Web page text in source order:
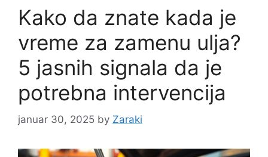
Kako da znate kada je
vreme za zamenu ulja?
5 jasnih signala da je
potrebna intervencija
januar 30, 2025 by Zaraki